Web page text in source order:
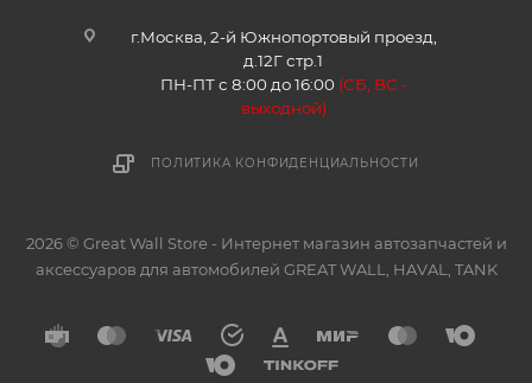
г.Москва, 2-й Южнопортовый проезд,
д.12Г стр.1
ПН-ПТ с 8:00 до 16:00 (СБ, ВС -
выходной)
ПОЛИТИКА КОНФИДЕНЦИАЛЬНОСТИ
2026 © Great Wall Store - Интернет магазин автозапчастей и
аксессуаров для автомобилей GREAT WALL, HAVAL, TANK